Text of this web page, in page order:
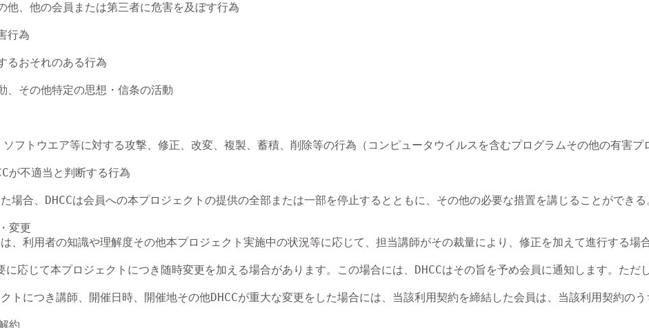
、他の会員または第三者に危害を及ぼす行為
行為
るおそれのある行為
その他特定の思想・信条の活動
フトウエア等に対する攻撃、修正、改変、複製、蓄積、削除等の行為（コンピュータウイルスを含むプログラムその他の有害プ
が不適当と判断する行為
場合、DHCCは会員への本プロジェクトの提供の全部または一部を停止するとともに、その他の必要な措置を講じることがで
変更
、利用者の知識や理解度その他本プロジェクト実施中の状況等に応じて、担当講師がその裁量により、修正を加えて進行する
応じて本プロジェクトにつき随時変更を加える場合があります。この場合には、DHCCはその旨を予め会員に通知します。た
トにつき講師、開催日時、開催地その他DHCCが重大な変更をした場合には、当該利用契約を締結した会員は、当該利用契約
約